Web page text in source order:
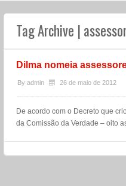
Tag Archive |
Dilma nomeia
By admin 26 de maio de 2012
De acordo com o Decreto que
da Comissão da Verdade – oito